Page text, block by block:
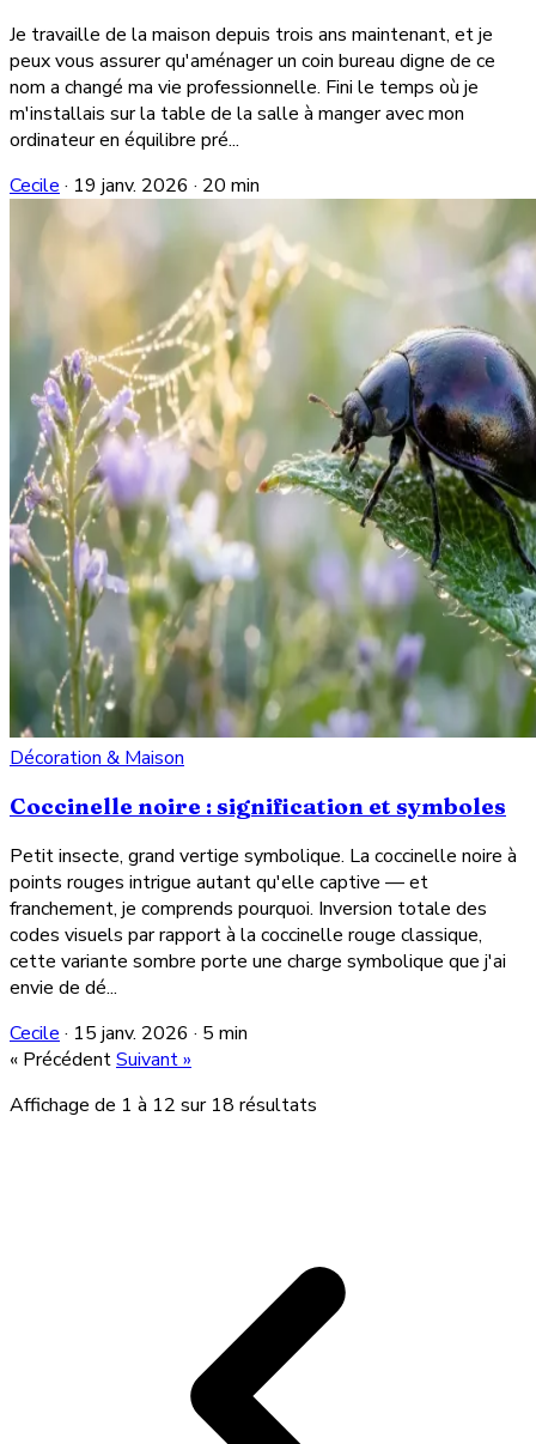
Je travaille de la maison depuis trois ans maintenant, et je
peux vous assurer qu'aménager un coin bureau digne de ce
nom a changé ma vie professionnelle. Fini le temps où je
m'installais sur la table de la salle à manger avec mon
ordinateur en équilibre pré...
Cecile · 19 janv. 2026 · 20 min
Décoration & Maison
Coccinelle noire : signification et symboles
Petit insecte, grand vertige symbolique. La coccinelle noire à
points rouges intrigue autant qu'elle captive — et
franchement, je comprends pourquoi. Inversion totale des
codes visuels par rapport à la coccinelle rouge classique,
cette variante sombre porte une charge symbolique que j'ai
envie de dé...
Cecile · 15 janv. 2026 · 5 min
« PrécédentSuivant »
Affichage de 1 à 12 sur 18 résultats